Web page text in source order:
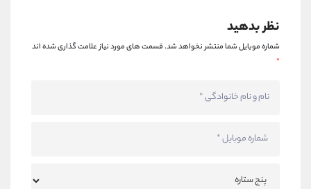
نظر بدهید
شماره موبایل شما منتشر نخواهد شد.قسمت های مورد نیاز علامت گذاری شده اند
*